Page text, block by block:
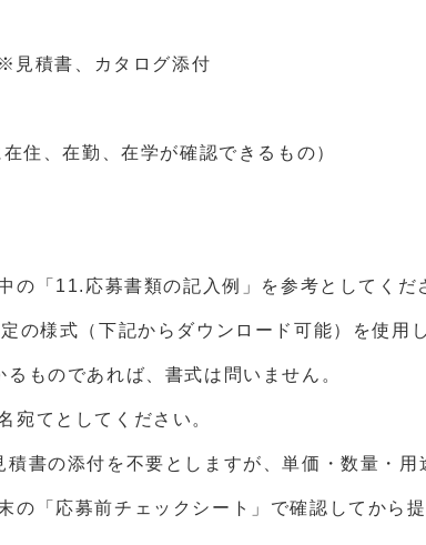
積書、カタログ添付
住、在勤、在学が確認できるもの）
の「11.応募書類の記入例」を参考としてくだ
の様式（下記からダウンロード可能）を使用
ものであれば、書式は問いません。
宛てとしてください。
積書の添付を不要としますが、単価・数量・用
の「応募前チェックシート」で確認してから